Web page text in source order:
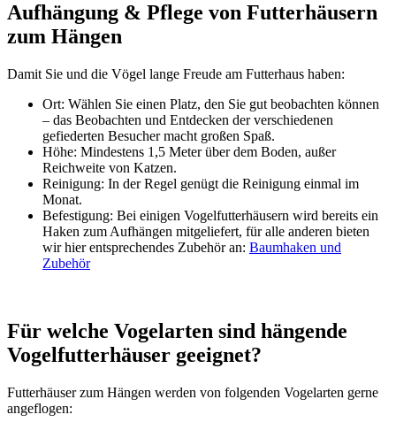
Aufhängung & Pflege von Futterhäusern
zum Hängen
Damit Sie und die Vögel lange Freude am Futterhaus haben:
Ort: Wählen Sie einen Platz, den Sie gut beobachten können
– das Beobachten und Entdecken der verschiedenen
gefiederten Besucher macht großen Spaß.
Höhe: Mindestens 1,5 Meter über dem Boden, außer
Reichweite von Katzen.
Reinigung: In der Regel genügt die Reinigung einmal im
Monat.
Befestigung: Bei einigen Vogelfutterhäusern wird bereits ein
Haken zum Aufhängen mitgeliefert, für alle anderen bieten
wir hier entsprechendes Zubehör an: Baumhaken und
Zubehör
Für welche Vogelarten sind hängende
Vogelfutterhäuser geeignet?
Futterhäuser zum Hängen werden von folgenden Vogelarten gerne
angeflogen: